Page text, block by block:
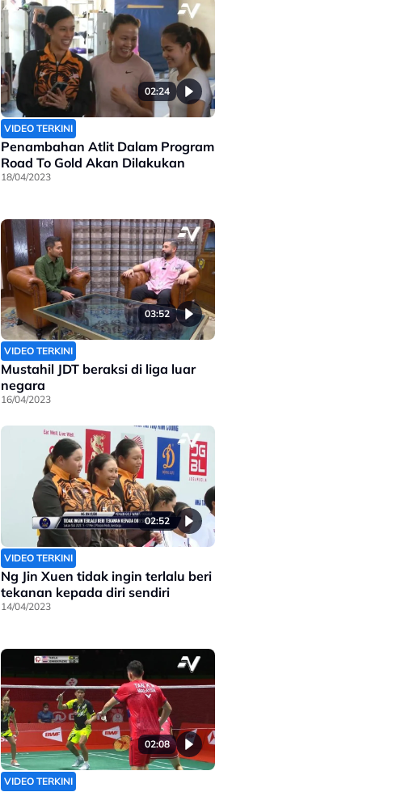
02:24
VIDEO TERKINI
Penambahan Atlit Dalam Program
Road To Gold Akan Dilakukan
18/04/2023
03:52
VIDEO TERKINI
Mustahil JDT beraksi di liga luar
negara
16/04/2023
02:52
VIDEO TERKINI
Ng Jin Xuen tidak ingin terlalu beri
tekanan kepada diri sendiri
14/04/2023
02:08
VIDEO TERKINI